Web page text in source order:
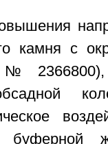
камня с
2366800),
буферной